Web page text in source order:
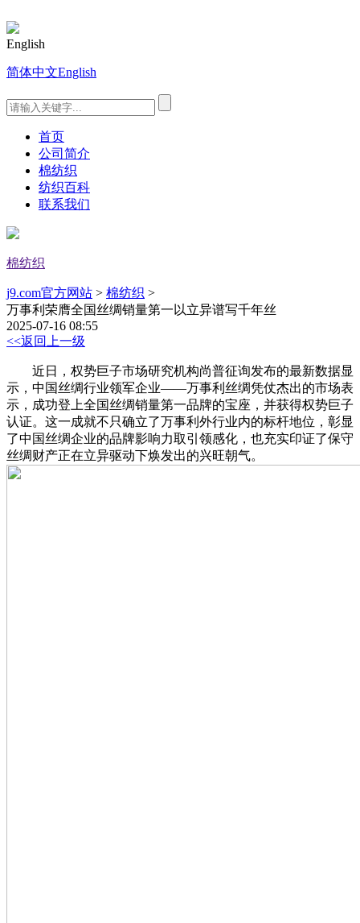
English
简体中文English
首页
公司简介
棉纺织
纺织百科
联系我们
棉纺织
j9.com官方网站 > 棉纺织 >
万事利荣膺全国丝绸销量第一以立异谱写千年丝
2025-07-16 08:55
<<返回上一级
近日，权势巨子市场研究机构尚普征询发布的最新数据显
示，中国丝绸行业领军企业——万事利丝绸凭仗杰出的市场表
示，成功登上全国丝绸销量第一品牌的宝座，并获得权势巨子
认证。这一成就不只确立了万事利外行业内的标杆地位，彰显
了中国丝绸企业的品牌影响力取引领感化，也充实印证了保守
丝绸财产正在立异驱动下焕发出的兴旺朝气。